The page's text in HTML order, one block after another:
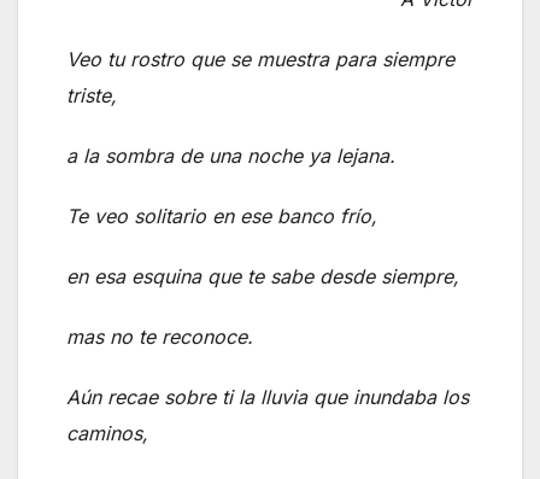
Veo tu rostro que se muestra para siempre
triste,
a la sombra de una noche ya lejana.
Te veo solitario en ese banco frío,
en esa esquina que te sabe desde siempre,
mas no te reconoce.
Aún recae sobre ti la lluvia que inundaba los
caminos,